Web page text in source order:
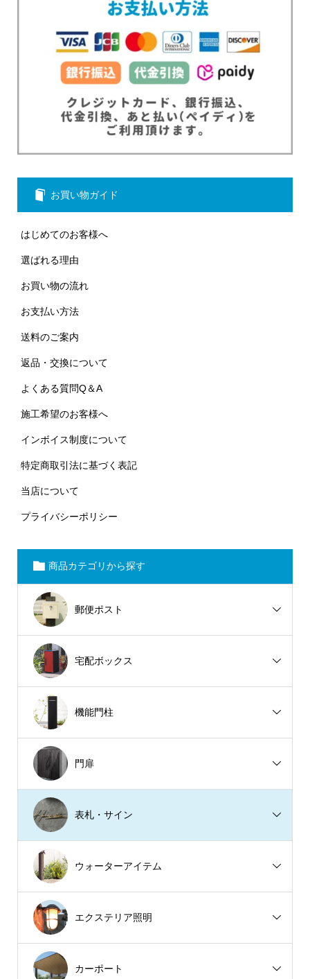
お買い物ガイド
はじめてのお客様へ
選ばれる理由
お買い物の流れ
お支払い方法
送料のご案内
返品・交換について
よくある質問Q＆A
施工希望のお客様へ
インボイス制度について
特定商取引法に基づく表記
当店について
プライバシーポリシー
商品カテゴリから探す
郵便ポスト
宅配ボックス
機能門柱
門扉
表札・サイン
ウォーターアイテム
エクステリア照明
カーポート